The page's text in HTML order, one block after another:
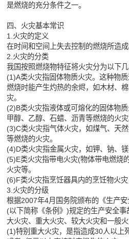
是燃烧的充分条件之一。
四、火灾基本常识
1.火灾的定义
在时间和空间上失去控制的燃烧所造成
2.火灾的分类
我国按照燃烧物特征将火灾分为以下几
(1)A类火灾指固体物质火灾。这种物
燃烧时能产生灼热的余烬，如木材、
灾。
(2)B类火灾指液体或可熔化的固体物
甲醇、乙醇、石蜡、沥青等燃烧的火灾
(3)C类火灾指气体火灾，如煤气、天
等燃烧的火灾。
(4)D类火灾指金属火灾，如钾、钠、
(5)E类火灾指带电火灾(物体带电燃烧
火灾等。
(6)F类火灾指烹饪器具内的烹饪物火
3.火灾的分级
根据2007年4月国务院颁布的《生产安
(以下简称《条例》)规定的生产安全
大火灾、重大火灾、较大火灾和一般
(1)特别重大火灾，是指造成30人以上